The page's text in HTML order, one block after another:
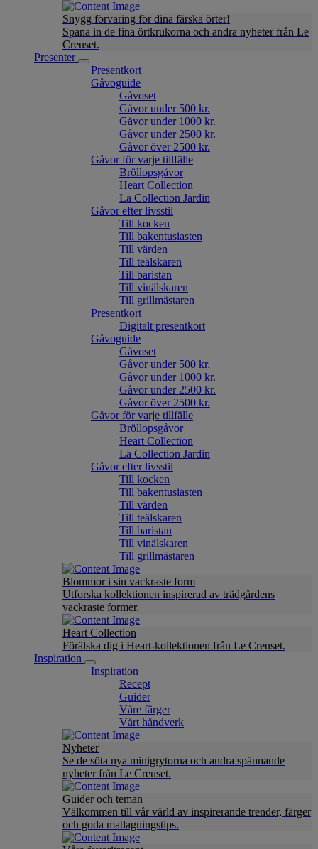
Snygg förvaring för dina färska örter!
Spana in de fina örtkrukorna och andra nyheter från Le
Creuset.
Presenter
Presentkort
Gåvoguide
Gåvoset
Gåvor under 500 kr.
Gåvor under 1000 kr.
Gåvor under 2500 kr.
Gåvor över 2500 kr.
Gåvor för varje tillfälle
Bröllopsgåvor
Heart Collection
La Collection Jardin
Gåvor efter livsstil
Till kocken
Till bakentusiasten
Till värden
Till teälskaren
Till baristan
Till vinälskaren
Till grillmästaren
Presentkort
Digitalt presentkort
Gåvoguide
Gåvoset
Gåvor under 500 kr.
Gåvor under 1000 kr.
Gåvor under 2500 kr.
Gåvor över 2500 kr.
Gåvor för varje tillfälle
Bröllopsgåvor
Heart Collection
La Collection Jardin
Gåvor efter livsstil
Till kocken
Till bakentusiasten
Till värden
Till teälskaren
Till baristan
Till vinälskaren
Till grillmästaren
Blommor i sin vackraste form
Utforska kollektionen inspirerad av trädgårdens
vackraste former.
Heart Collection
Förälska dig i Heart-kollektionen från Le Creuset.
Inspiration
Inspiration
Recept
Guider
Våre färger
Vårt håndverk
Nyheter
Se de söta nya minigrytorna och andra spännande
nyheter från Le Creuset.
Guider och teman
Välkommen till vår värld av inspirerande trender, färger
och goda matlagningstips.